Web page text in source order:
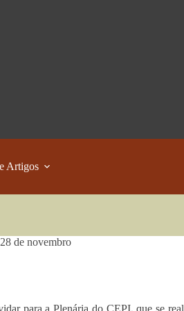
Artigos
de novembro
para a Plenária do CEPI, que se